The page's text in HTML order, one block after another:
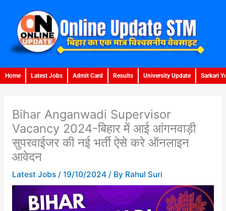
content
Home Latest Jobs Admit Card Results University Update Sarkari
Bihar Anganwadi Supervisor
Vacancy 2024-बिहार में आई आंगनवाड़ी
सुपरवाईजर की नई भर्ती ऐसे करे ऑनलाइन
आवेदन
Latest Jobs/ 19/10/2024 / By Rahul Suri